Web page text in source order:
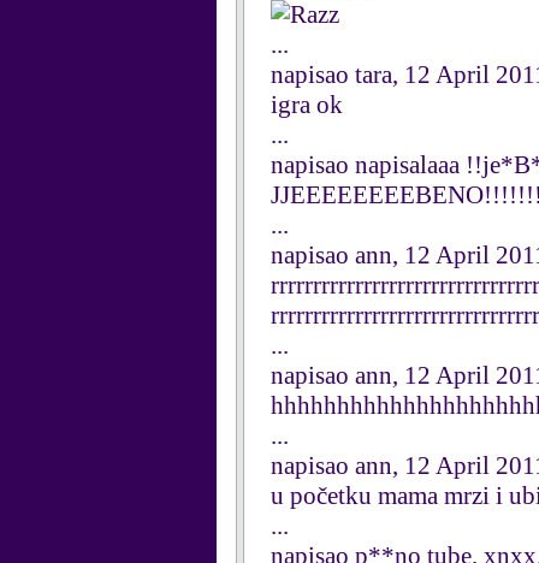
...
napisao tara, 12 April
igra ok
...
napisao napisalaaa
...
napisao ann, 12 April
...
napisao ann, 12 April
...
napisao ann, 12 April
u početku mama mrzi i
...
napisao p**no tube.